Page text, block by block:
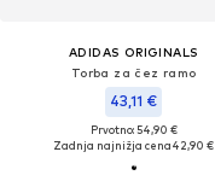
ADIDAS ORIGINALS
Torba za čez ramo
43,11 €
Prvotno: 54,90 €
Zadnja najnižja cena42,90 €